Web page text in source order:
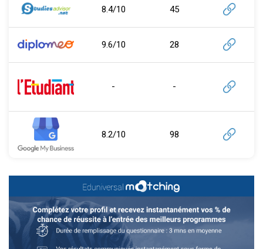
8.4/10 45
9.6/10 28
- -
8.2/10 98